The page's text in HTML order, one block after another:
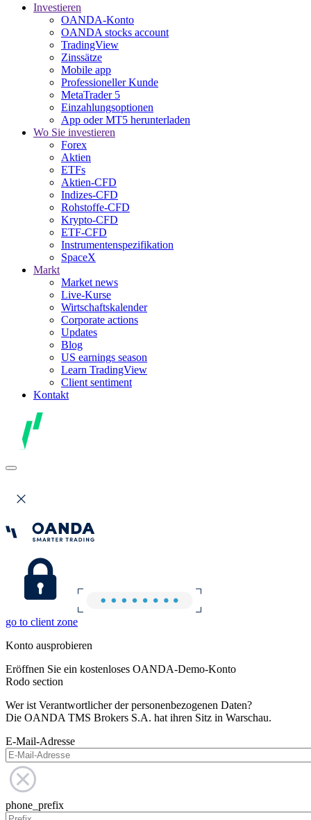
Investieren
OANDA-Konto
OANDA stocks account
TradingView
Zinssätze
Mobile app
Professioneller Kunde
MetaTrader 5
Einzahlungsoptionen
App oder MT5 herunterladen
Wo Sie investieren
Forex
Aktien
ETFs
Aktien-CFD
Indizes-CFD
Rohstoffe-CFD
Krypto-CFD
ETF-CFD
Instrumentenspezifikation
SpaceX
Markt
Market news
Live-Kurse
Wirtschaftskalender
Corporate actions
Updates
Blog
US earnings season
Learn TradingView
Client sentiment
Kontakt
go to client zone
Konto ausprobieren
Eröffnen Sie ein kostenloses OANDA-Demo-Konto
Rodo section
Wer ist Verantwortlicher der personenbezogenen Daten?
Die OANDA TMS Brokers S.A. hat ihren Sitz in Warschau.
E-Mail-Adresse
phone_prefix